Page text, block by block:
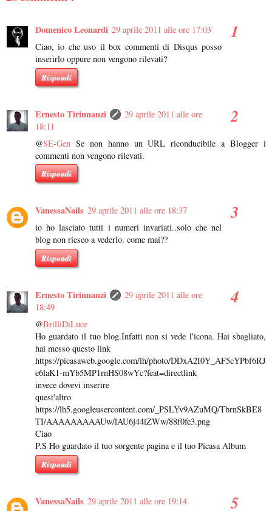
Domenico Leonardi 29 aprile 2011 alle ore 17:03
Ciao, io che uso il box commenti di Disqus posso
inserirlo oppure non vengono rilevati?
Rispondi
Ernesto Tirinnanzi
29 aprile 2011 alle ore
18:11
@SE-Gen Se non hanno un URL riconducibile a Blogger i
commenti non vengono rilevati.
Rispondi
VanessaNails 29 aprile 2011 alle ore 18:37
io ho lasciato tutti i numeri invariati..solo che nel
blog non riesco a vederlo. come mai??
Rispondi
Ernesto Tirinnanzi
29 aprile 2011 alle ore
18:49
@BrilliDiLuce
Ho guardato il tuo blog.Infatti non si vede l'icona. Hai sbagliato,
hai messo questo link
https://picasaweb.google.com/lh/photo/DDxA2I0Y_AF5cYPbf6RJ
e6laK1-mYb5MP1rnHS08wYc?feat=directlink
invece dovevi inserire
quest'altro
https://lh5.googleusercontent.com/_PSLYv9AZuMQ/TbrnSkBE8
TI/AAAAAAAAAUw/lAU6j44iZWw/88f0fe3.png
Ciao
P.S Ho guardato il tuo sorgente pagina e il tuo Picasa Album
Rispondi
VanessaNails 29 aprile 2011 alle ore 19:14